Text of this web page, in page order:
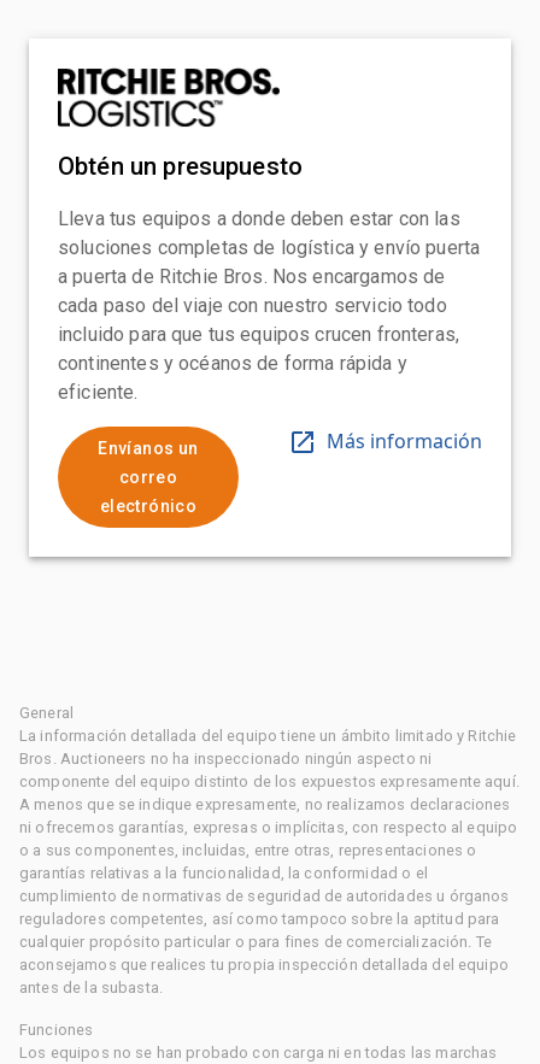
Obtén un presupuesto
Lleva tus equipos a donde deben estar con las
soluciones completas de logística y envío puerta
a puerta de Ritchie Bros. Nos encargamos de
cada paso del viaje con nuestro servicio todo
incluido para que tus equipos crucen fronteras,
continentes y océanos de forma rápida y
eficiente.
Envíanos un
correo
electrónico
Más información
General
La información detallada del equipo tiene un ámbito limitado y Ritchie
Bros. Auctioneers no ha inspeccionado ningún aspecto ni
componente del equipo distinto de los expuestos expresamente aquí.
A menos que se indique expresamente, no realizamos declaraciones
ni ofrecemos garantías, expresas o implícitas, con respecto al equipo
o a sus componentes, incluidas, entre otras, representaciones o
garantías relativas a la funcionalidad, la conformidad o el
cumplimiento de normativas de seguridad de autoridades u órganos
reguladores competentes, así como tampoco sobre la aptitud para
cualquier propósito particular o para fines de comercialización. Te
aconsejamos que realices tu propia inspección detallada del equipo
antes de la subasta.
Funciones
Los equipos no se han probado con carga ni en todas las marchas